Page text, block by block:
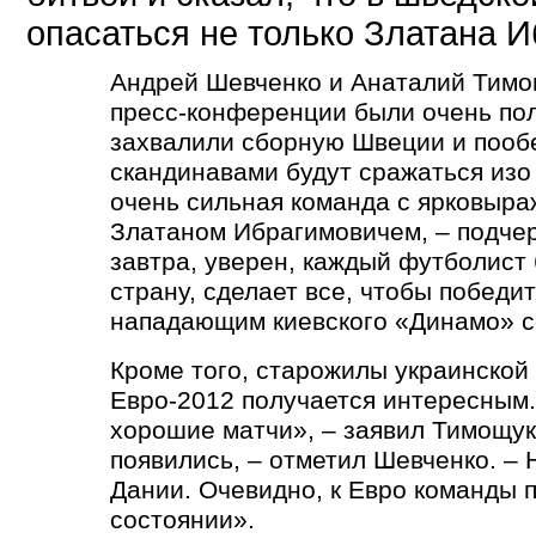
опасаться не только Златана
Андрей Шевченко и Анаталий
пресс-конференции были очень
захвалили сборную Швеции и
скандинавами будут сражаться
очень сильная команда с
Златаном Ибрагимовичем, –
завтра, уверен, каждый футболист
страну, сделает все, чтобы
нападающим киевского «Динамо»
Кроме того, старожилы
Евро-2012 получается
хорошие матчи», – заявил
появились, – отметил Шевченко. –
Дании. Очевидно, к Евро команды
состоянии».